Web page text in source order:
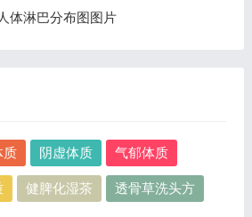
儿，头部朝下，臀部朝上。其分布的
的穴位在耳垂；与上肢相...
管内血液不充盈或是皮肤营养不良的
人体淋巴分布图图片
质 阴虚体质 气郁体质
健脾化湿茶 透骨草洗头方